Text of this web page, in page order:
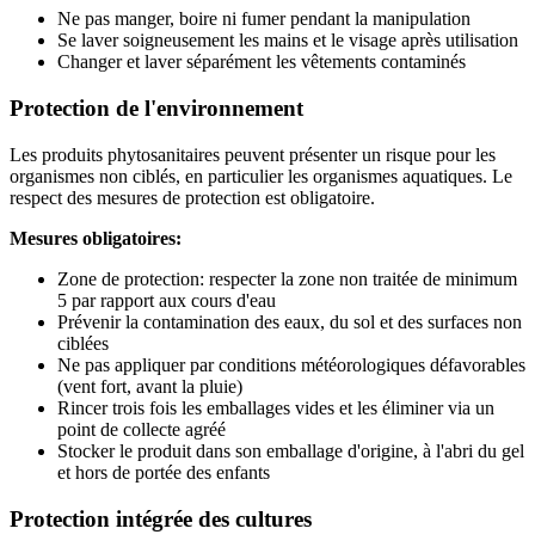
Ne pas manger, boire ni fumer pendant la manipulation
Se laver soigneusement les mains et le visage après utilisation
Changer et laver séparément les vêtements contaminés
Protection de l'environnement
Les produits phytosanitaires peuvent présenter un risque pour les
organismes non ciblés, en particulier les organismes aquatiques. Le
respect des mesures de protection est obligatoire.
Mesures obligatoires:
Zone de protection: respecter la zone non traitée de minimum
5 par rapport aux cours d'eau
Prévenir la contamination des eaux, du sol et des surfaces non
ciblées
Ne pas appliquer par conditions météorologiques défavorables
(vent fort, avant la pluie)
Rincer trois fois les emballages vides et les éliminer via un
point de collecte agréé
Stocker le produit dans son emballage d'origine, à l'abri du gel
et hors de portée des enfants
Protection intégrée des cultures